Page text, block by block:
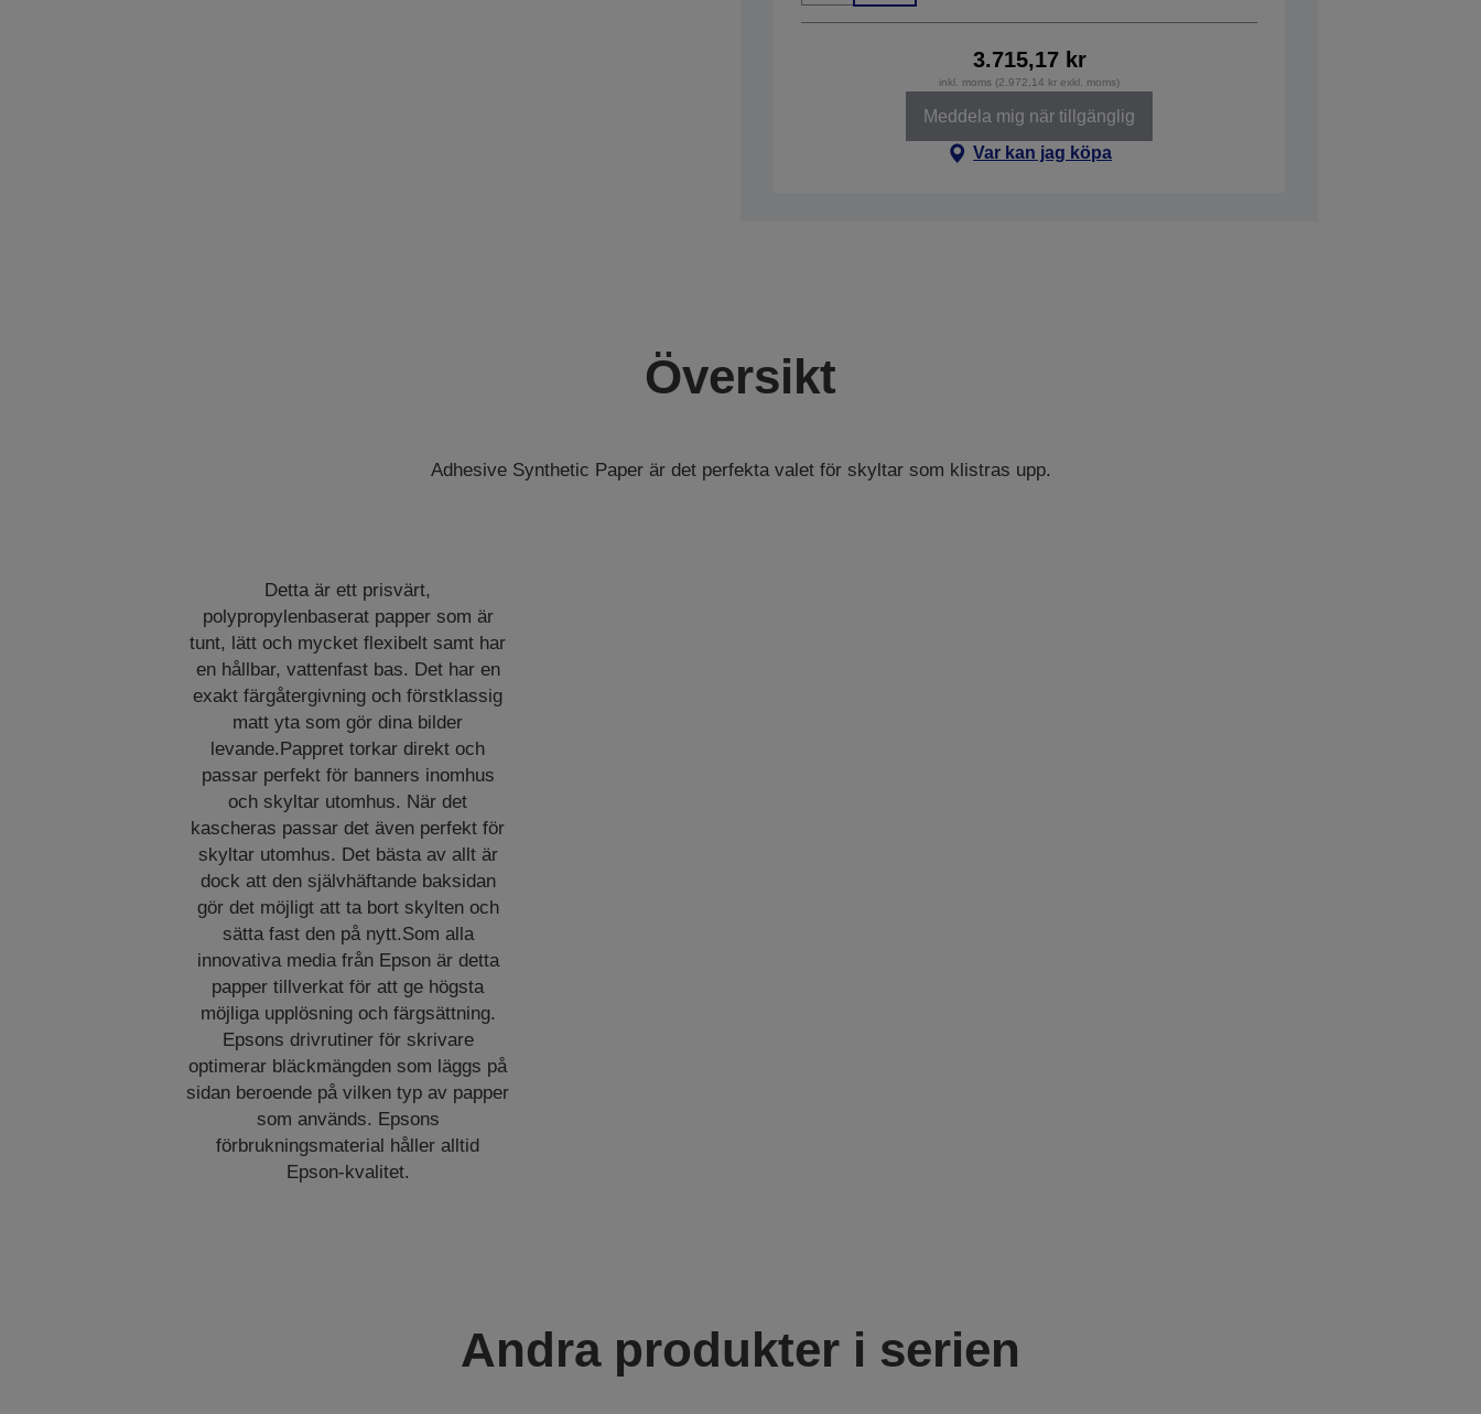
3.715,17 kr
inkl. moms (2.972,14 kr exkl. moms)
Meddela mig när tillgänglig
Var kan jag köpa
Översikt
Adhesive Synthetic Paper är det perfekta valet för skyltar som klistras upp.
Detta är ett prisvärt,
polypropylenbaserat papper som är
tunt, lätt och mycket flexibelt samt har
en hållbar, vattenfast bas. Det har en
exakt färgåtergivning och förstklassig
matt yta som gör dina bilder
levande.Pappret torkar direkt och
passar perfekt för banners inomhus
och skyltar utomhus. När det
kascheras passar det även perfekt för
skyltar utomhus. Det bästa av allt är
dock att den självhäftande baksidan
gör det möjligt att ta bort skylten och
sätta fast den på nytt.Som alla
innovativa media från Epson är detta
papper tillverkat för att ge högsta
möjliga upplösning och färgsättning.
Epsons drivrutiner för skrivare
optimerar bläckmängden som läggs på
sidan beroende på vilken typ av papper
som används. Epsons
förbrukningsmaterial håller alltid
Epson-kvalitet.
Andra produkter i serien